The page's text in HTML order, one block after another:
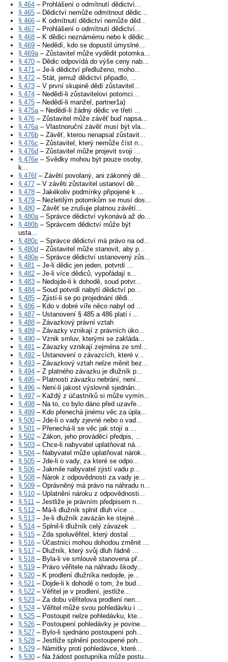
§ 464 – Prohlášení o odmítnutí dědictví...
§ 465 – Dědictví nemůže odmítnout dědic...
§ 466 – K odmítnutí dědictví nemůže děd...
§ 467 – Prohlášení o odmítnutí dědictví...
§ 468 – K dědici neznámému nebo k dědic...
§ 469 – Nedědí, kdo se dopustil úmyslné...
§ 469a– Zůstavitel může vydědit potomka...
§ 470 – Dědic odpovídá do výše ceny nab...
§ 471 – Je-li dědictví předluženo, moho...
§ 472 – Stát, jemuž dědictví připadlo, ...
§ 473 – V první skupině dědí zůstavitel...
§ 474 – Nedědí-li zůstavitelovi potomci...
§ 475 – Nedědí-li manžel, partner1a)
§ 475a– Nedědí-li žádný dědic ve třetí ...
§ 476 – Zůstavitel může závěť buď napsa...
§ 476a– Vlastnoruční závěť musí být vla...
§ 476b – Závěť, kterou nenapsal zůstavit...
§ 476c – Zůstavitel, který nemůže číst n...
§ 476d – Zůstavitel může projevit svoji ...
§ 476e – Svědky mohou být pouze osoby,
k...
§ 476f – Závětí povolaný, ani zákonný dě...
§ 477 – V závěti zůstavitel ustanoví dě...
§ 478 – Jakékoliv podmínky připojené k ...
§ 479 – Nezletilým potomkům se musí dos...
§ 480 – Závěť se zrušuje platnou závětí...
§ 480a– Správce dědictví vykonává až do...
§ 480b – Správcem dědictví může být
usta...
§ 480c – Správce dědictví má právo na od...
§ 480d – Zůstavitel může stanovit, aby p...
§ 480e – Správce dědictví ustanovený zůs...
§ 481 – Je-li dědic jen jeden, potvrdí ...
§ 482 – Je-li více dědiců, vypořádají s...
§ 483 – Nedojde-li k dohodě, soud potvr...
§ 484 – Soud potvrdí nabytí dědictví po...
§ 485 – Zjistí-li se po projednání dědi...
§ 486 – Kdo v dobré víře něco nabyl od ...
§ 487 – Ustanovení § 485 a 486 platí i ...
§ 488 – Závazkový právní vztah
§ 489 – Závazky vznikají z právních úko...
§ 490 – Vznik smluv, kterými se zakláda...
§ 491 – Závazky vznikají zejména ze sml...
§ 492 – Ustanovení o závazcích, které v...
§ 493 – Závazkový vztah nelze měnit bez...
§ 494 – Z platného závazku je dlužník p...
§ 495 – Platnosti závazku nebrání, není...
§ 496 – Není-li jakost výslovně sjednán...
§ 497 – Každý z účastníků si může vymín...
§ 498 – Na to, co bylo dáno před uzavře...
§ 499 – Kdo přenechá jinému věc za úpla...
§ 500 – Jde-li o vady zjevné nebo o vad...
§ 501 – Přenechá-li se věc jak stojí a ...
§ 502 – Zákon, jeho prováděcí předpis, ...
§ 503 – Chce-li nabyvatel uplatňovat ná...
§ 504 – Nabyvatel může uplatňovat nárok...
§ 505 – Jde-li o vady, za které se odpo...
§ 506 – Jakmile nabyvatel zjistí vadu p...
§ 508 – Nárok z odpovědnosti za vady je...
§ 509 – Oprávněný má právo na náhradu n...
§ 510 – Uplatnění nároku z odpovědnosti...
§ 511 – Jestliže je právním předpisem n...
§ 512 – Má-li dlužník splnit dluh více ...
§ 513 – Je-li dlužník zavázán ke stejné...
§ 514 – Splnil-li dlužník celý závazek ...
§ 515 – Zda spoluvěřitel, který dostal ...
§ 516 – Účastníci mohou dohodou změnit ...
§ 517 – Dlužník, který svůj dluh řádně ...
§ 518 – Byla-li ve smlouvě stanovena př...
§ 519 – Právo věřitele na náhradu škody...
§ 520 – K prodlení dlužníka nedojde, je...
§ 521 – Dojde-li k dohodě o tom, že bud...
§ 522 – Věřitel je v prodlení, jestliže...
§ 523 – Za dobu věřitelova prodlení nen...
§ 524 – Věřitel může svou pohledávku i ...
§ 525 – Postoupit nelze pohledávku, kte...
§ 526 – Postoupení pohledávky je povine...
§ 527 – Bylo-li sjednáno postoupení poh...
§ 528 – Jestliže splnění postoupené poh...
§ 529 – Námitky proti pohledávce, které...
§ 530 – Na žádost postupníka může postu...